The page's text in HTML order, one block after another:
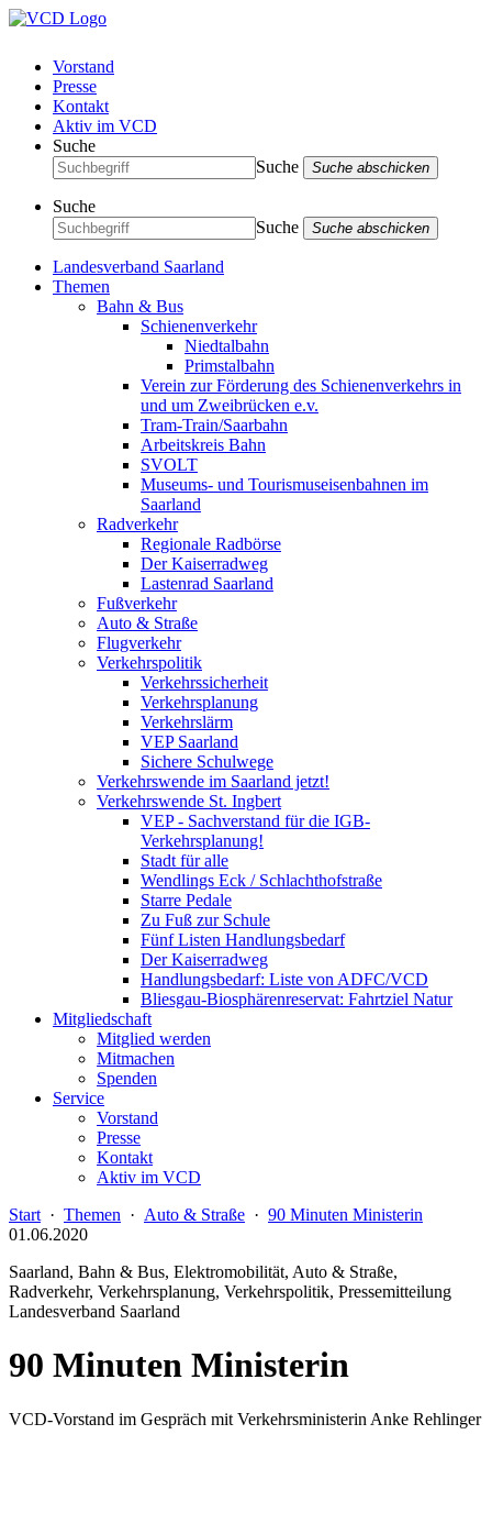
Vorstand
Presse
Kontakt
Aktiv im VCD
Suche
Suche
Suche abschicken
Suche
Suche
Suche abschicken
Landesverband Saarland
Themen
Bahn & Bus
Schienenverkehr
Niedtalbahn
Primstalbahn
Verein zur Förderung des Schienenverkehrs in
und um Zweibrücken e.v.
Tram-Train/Saarbahn
Arbeitskreis Bahn
SVOLT
Museums- und Tourismuseisenbahnen im
Saarland
Radverkehr
Regionale Radbörse
Der Kaiserradweg
Lastenrad Saarland
Fußverkehr
Auto & Straße
Flugverkehr
Verkehrspolitik
Verkehrssicherheit
Verkehrsplanung
Verkehrslärm
VEP Saarland
Sichere Schulwege
Verkehrswende im Saarland jetzt!
Verkehrswende St. Ingbert
VEP - Sachverstand für die IGB-
Verkehrsplanung!
Stadt für alle
Wendlings Eck / Schlachthofstraße
Starre Pedale
Zu Fuß zur Schule
Fünf Listen Handlungsbedarf
Der Kaiserradweg
Handlungsbedarf: Liste von ADFC/VCD
Bliesgau-Biosphärenreservat: Fahrtziel Natur
Mitgliedschaft
Mitglied werden
Mitmachen
Spenden
Service
Vorstand
Presse
Kontakt
Aktiv im VCD
Start · Themen · Auto & Straße · 90 Minuten Ministerin
01.06.2020
Saarland, Bahn & Bus, Elektromobilität, Auto & Straße,
Radverkehr, Verkehrsplanung, Verkehrspolitik, Pressemitteilung
Landesverband Saarland
90 Minuten Ministerin
VCD-Vorstand im Gespräch mit Verkehrsministerin Anke Rehlinger